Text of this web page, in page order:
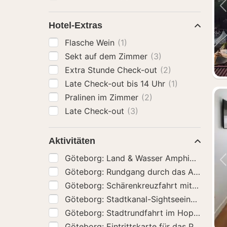
Hotel-Extras
Flasche Wein (1)
Sekt auf dem Zimmer (3)
Extra Stunde Check-out (2)
Late Check-out bis 14 Uhr (1)
Pralinen im Zimmer (2)
Late Check-out (3)
Aktivitäten
Göteborg: Schärenkreuzfahrt mit Guide
Göteborg: Stadtkanal-Sightseeing-
Göteborg: Stadtrundfahrt im